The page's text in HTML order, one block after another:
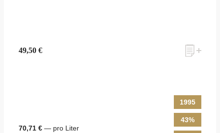
49,50 €
70,71 € — pro Liter
1995
43%